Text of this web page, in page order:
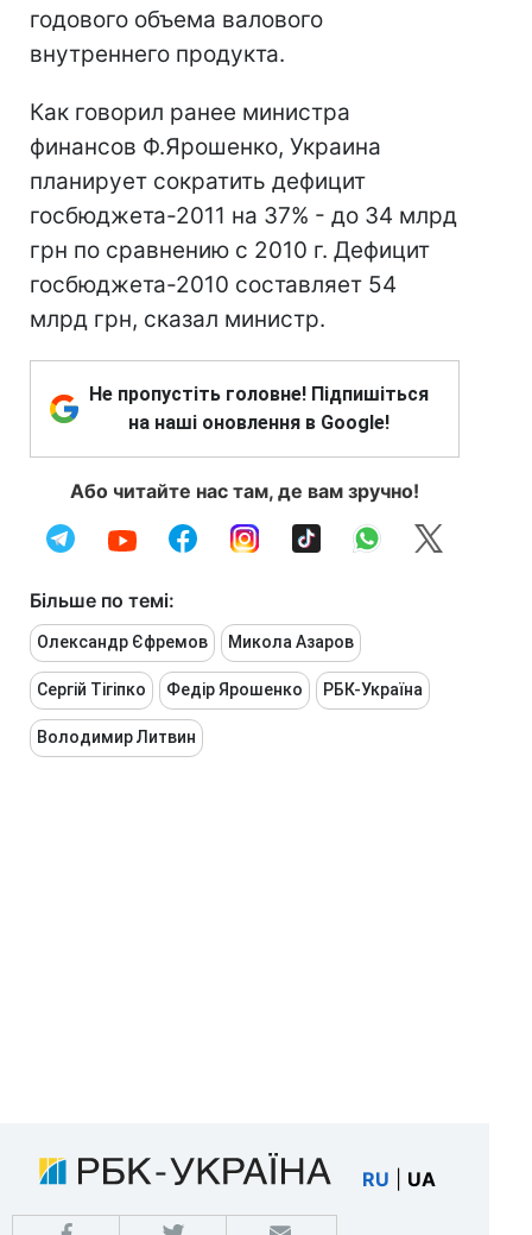
годового объема валового
внутреннего продукта.
Как говорил ранее министра
финансов Ф.Ярошенко, Украина
планирует сократить дефицит
госбюджета-2011 на 37% - до 34 млрд
грн по сравнению с 2010 г. Дефицит
госбюджета-2010 составляет 54
млрд грн, сказал министр.
Не пропустіть головне! Підпишіться
на наші оновлення в Google!
Або читайте нас там, де вам зручно!
Більше по темі:
Олександр Єфремов Микола Азаров
Сергій Тігіпко Федір Ярошенко РБК-Україна
Володимир Литвин
RU UA